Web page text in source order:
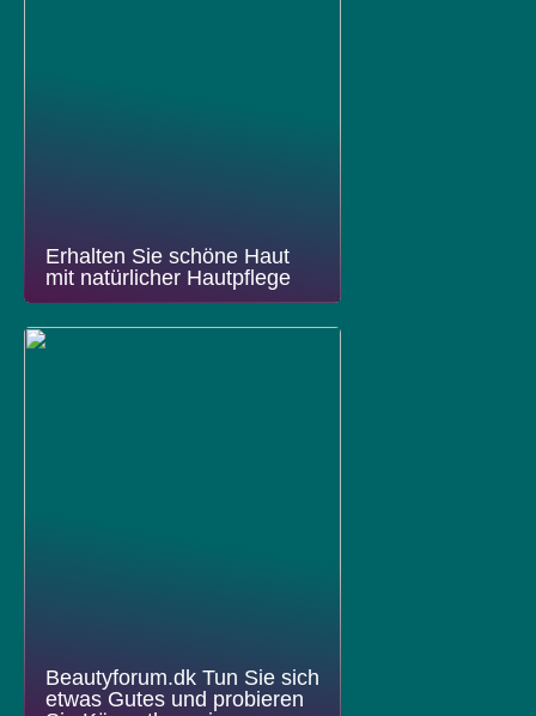
Erhalten Sie schöne Haut
mit natürlicher Hautpflege
Beautyforum.dk Tun Sie sich
etwas Gutes und probieren